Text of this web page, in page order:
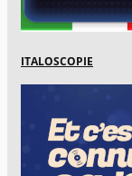
ITALOSCOPIE